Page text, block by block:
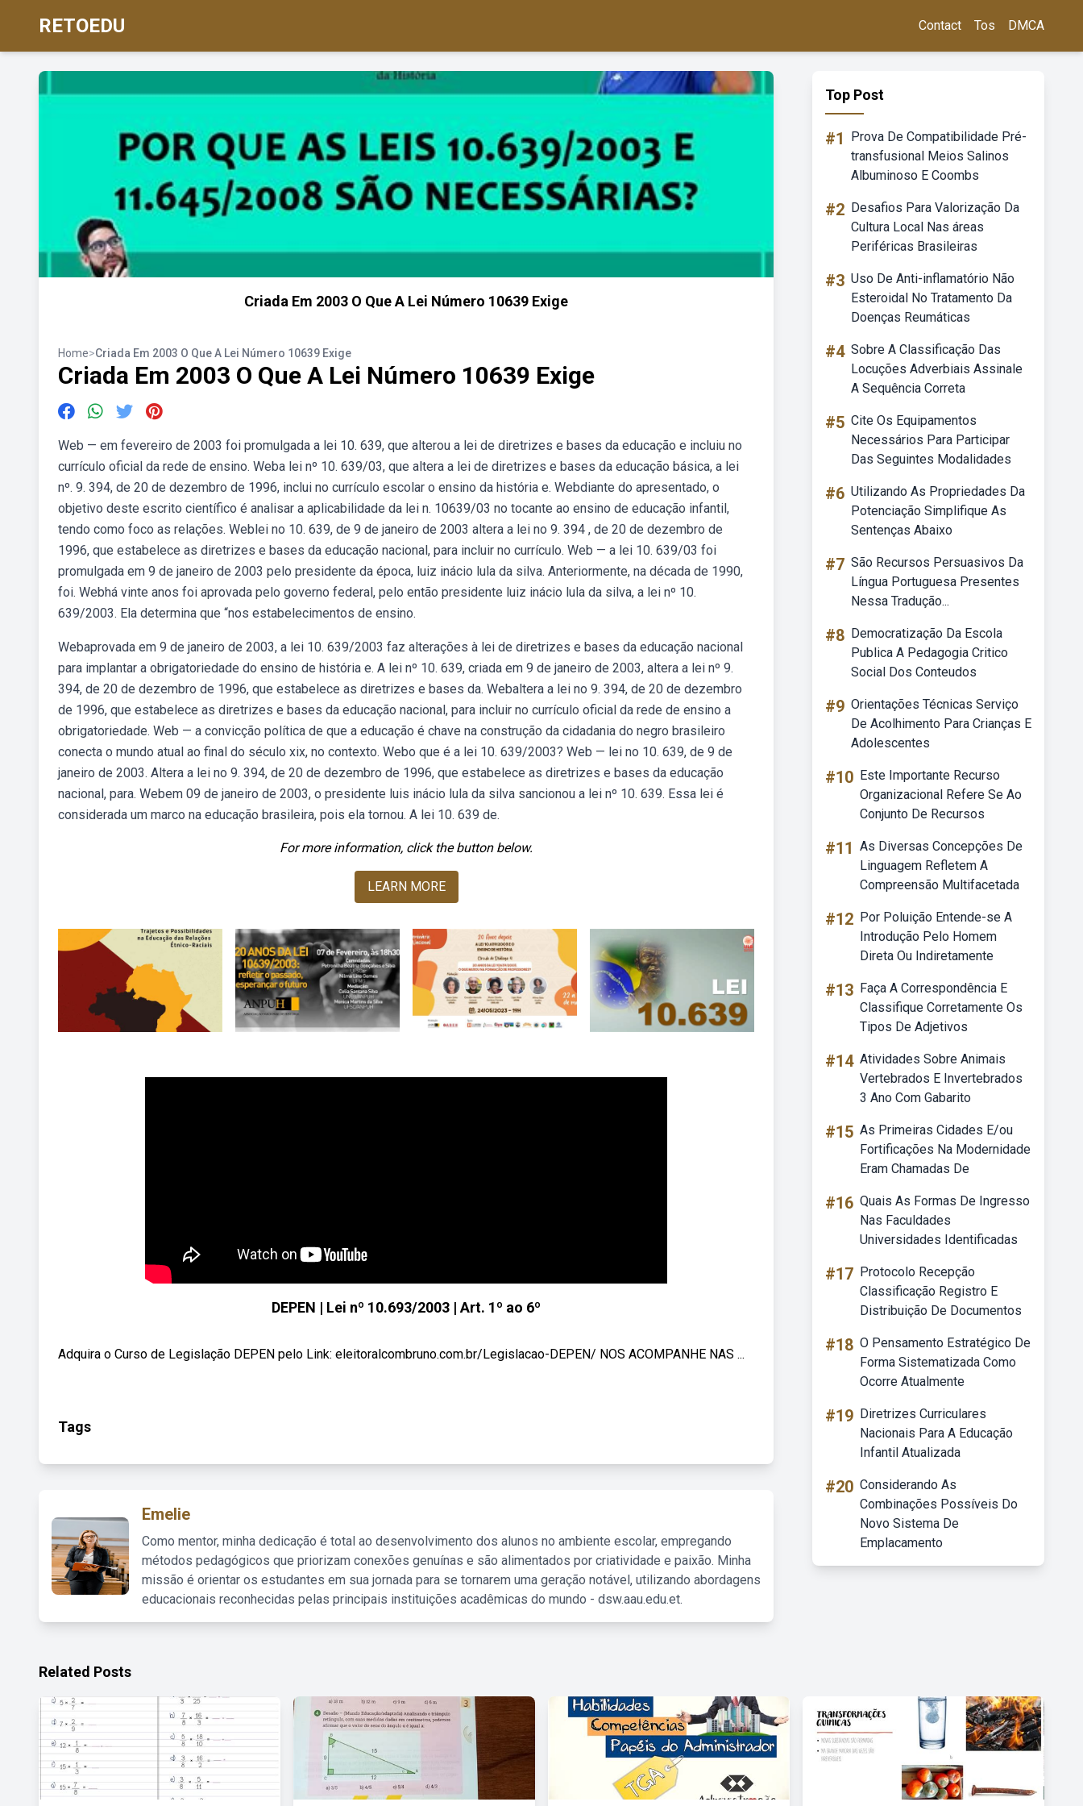
RETOEDU Contact Tos DMCA
Criada Em 2003 O Que A Lei Número 10639 Exige
Home>Criada Em 2003 O Que A Lei Número 10639 Exige
Criada Em 2003 O Que A Lei Número 10639 Exige
Web — em fevereiro de 2003 foi promulgada a lei 10. 639, que alterou a lei de diretrizes e bases da educação e incluiu no
currículo oficial da rede de ensino. Weba lei nº 10. 639/03, que altera a lei de diretrizes e bases da educação básica, a lei
nº. 9. 394, de 20 de dezembro de 1996, inclui no currículo escolar o ensino da história e. Webdiante do apresentado, o
objetivo deste escrito científico é analisar a aplicabilidade da lei n. 10639/03 no tocante ao ensino de educação infantil,
tendo como foco as relações. Weblei no 10. 639, de 9 de janeiro de 2003 altera a lei no 9. 394 , de 20 de dezembro de
1996, que estabelece as diretrizes e bases da educação nacional, para incluir no currículo. Web — a lei 10. 639/03 foi
promulgada em 9 de janeiro de 2003 pelo presidente da época, luiz inácio lula da silva. Anteriormente, na década de 1990,
foi. Webhá vinte anos foi aprovada pelo governo federal, pelo então presidente luiz inácio lula da silva, a lei nº 10.
639/2003. Ela determina que “nos estabelecimentos de ensino.
Webaprovada em 9 de janeiro de 2003, a lei 10. 639/2003 faz alterações à lei de diretrizes e bases da educação nacional
para implantar a obrigatoriedade do ensino de história e. A lei nº 10. 639, criada em 9 de janeiro de 2003, altera a lei nº 9.
394, de 20 de dezembro de 1996, que estabelece as diretrizes e bases da. Webaltera a lei no 9. 394, de 20 de dezembro
de 1996, que estabelece as diretrizes e bases da educação nacional, para incluir no currículo oficial da rede de ensino a
obrigatoriedade. Web — a convicção política de que a educação é chave na construção da cidadania do negro brasileiro
conecta o mundo atual ao final do século xix, no contexto. Webo que é a lei 10. 639/2003? Web — lei no 10. 639, de 9 de
janeiro de 2003. Altera a lei no 9. 394, de 20 de dezembro de 1996, que estabelece as diretrizes e bases da educação
nacional, para. Webem 09 de janeiro de 2003, o presidente luis inácio lula da silva sancionou a lei nº 10. 639. Essa lei é
considerada um marco na educação brasileira, pois ela tornou. A lei 10. 639 de.
For more information, click the button below.
LEARN MORE
DEPEN | Lei nº 10.693/2003 | Art. 1º ao 6º
Adquira o Curso de Legislação DEPEN pelo Link: eleitoralcombruno.com.br/Legislacao-DEPEN/ NOS ACOMPANHE NAS ...
Tags
Emelie
Como mentor, minha dedicação é total ao desenvolvimento dos alunos no ambiente escolar, empregando
métodos pedagógicos que priorizam conexões genuínas e são alimentados por criatividade e paixão. Minha
missão é orientar os estudantes em sua jornada para se tornarem uma geração notável, utilizando abordagens
educacionais reconhecidas pelas principais instituições acadêmicas do mundo - dsw.aau.edu.et.
Top Post
#1
Prova De Compatibilidade Pré-
transfusional Meios Salinos
Albuminoso E Coombs
#2 Desafios Para Valorização Da
Cultura Local Nas áreas
Periféricas Brasileiras
#3 Uso De Anti-inflamatório Não
Esteroidal No Tratamento Da
Doenças Reumáticas
#4 Sobre A Classificação Das
Locuções Adverbiais Assinale
A Sequência Correta
#5 Cite Os Equipamentos
Necessários Para Participar
Das Seguintes Modalidades
#6 Utilizando As Propriedades Da
Potenciação Simplifique As
Sentenças Abaixo
#7 São Recursos Persuasivos Da
Língua Portuguesa Presentes
Nessa Tradução...
#8 Democratização Da Escola
Publica A Pedagogia Critico
Social Dos Conteudos
#9 Orientações Técnicas Serviço
De Acolhimento Para Crianças E
Adolescentes
#10 Este Importante Recurso
Organizacional Refere Se Ao
Conjunto De Recursos
#11 As Diversas Concepções De
Linguagem Refletem A
Compreensão Multifacetada
#12 Por Poluição Entende-se A
Introdução Pelo Homem
Direta Ou Indiretamente
#13 Faça A Correspondência E
Classifique Corretamente Os
Tipos De Adjetivos
#14 Atividades Sobre Animais
Vertebrados E Invertebrados
3 Ano Com Gabarito
#15 As Primeiras Cidades E/ou
Fortificações Na Modernidade
Eram Chamadas De
#16 Quais As Formas De Ingresso
Nas Faculdades
Universidades Identificadas
#17 Protocolo Recepção
Classificação Registro E
Distribuição De Documentos
#18 O Pensamento Estratégico De
Forma Sistematizada Como
Ocorre Atualmente
#19 Diretrizes Curriculares
Nacionais Para A Educação
Infantil Atualizada
#20 Considerando As
Combinações Possíveis Do
Novo Sistema De
Emplacamento
Related Posts